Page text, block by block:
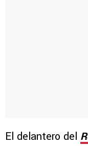
El delantero del